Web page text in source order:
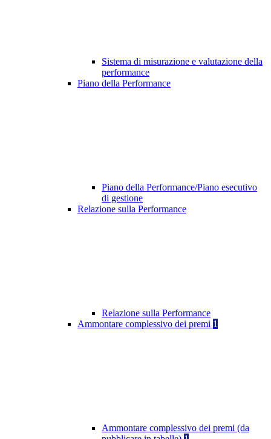
Sistema di misurazione e valutazione della
performance
Piano della Performance
Piano della Performance/Piano esecutivo
di gestione
Relazione sulla Performance
Relazione sulla Performance
Ammontare complessivo dei premi 1
Ammontare complessivo dei premi (da